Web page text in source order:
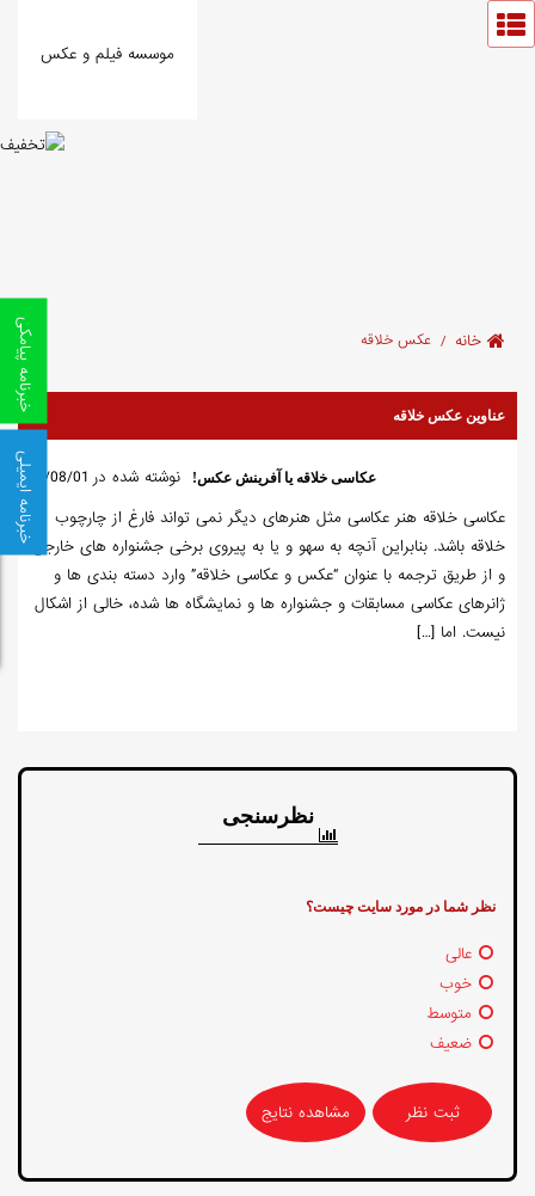
موسسه فیلم و عکس
خانه عکس خلاقه
عناوین عکس خلاقه
عکاسی خلاقه یا آفرینش عکس!
عکاسی خلاقه هنر عکاسی مثل هنرهای دیگر نمی تواند فارغ از چارچوب
خلاقه باشد. بنابراین آنچه به سهو و یا به پیروی برخی جشنواره های خارجی
و از طریق ترجمه با عنوان “عکس و عکاسی خلاقه” وارد دسته بندی ها و
ژانرهای عکاسی مسابقات و جشنواره ها و نمایشگاه ها شده، خالی از اشکال
نیست. اما […]
نوشته شده در 16/08/01
نظرسنجی
نظر شما در مورد سایت چیست؟
عالی
خوب
متوسط
ضعیف
مشاهده نتایج
خبرنامه پیامکی
خبرنامه ایمیلی